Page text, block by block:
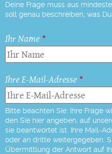
Deine Frage muss aus
soll genau beschreiben, was
Ihr Name
Ihre E-Mail-Adresse
Bitte beachten Sie: Ihre Frage
den Sie hier angeben, auf
sie beantwortet ist. Ihre Mail-
oder an dritte weitergegeben.
Übermittlung der Antwort auf